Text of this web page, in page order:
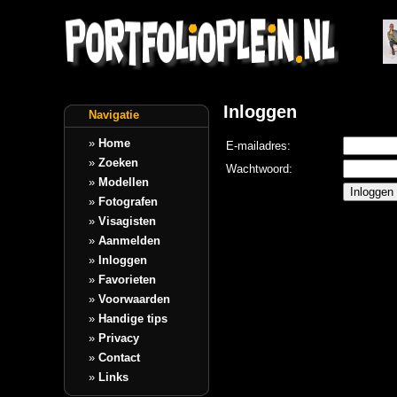
Navigatie
» Home
» Zoeken
» Modellen
» Fotografen
» Visagisten
» Aanmelden
» Inloggen
» Favorieten
» Voorwaarden
» Handige tips
» Privacy
» Contact
» Links
Inloggen
E-mailadres:
Wachtwoord: